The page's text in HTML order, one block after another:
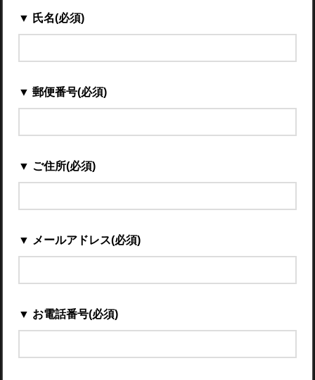
▼ 氏名(必須)
▼ 郵便番号(必須)
▼ ご住所(必須)
▼ メールアドレス(必須)
▼ お電話番号(必須)